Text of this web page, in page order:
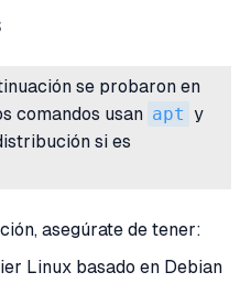
se probaron en
comandos usan apt y
si es
asegúrate de tener:
Linux basado en Debian